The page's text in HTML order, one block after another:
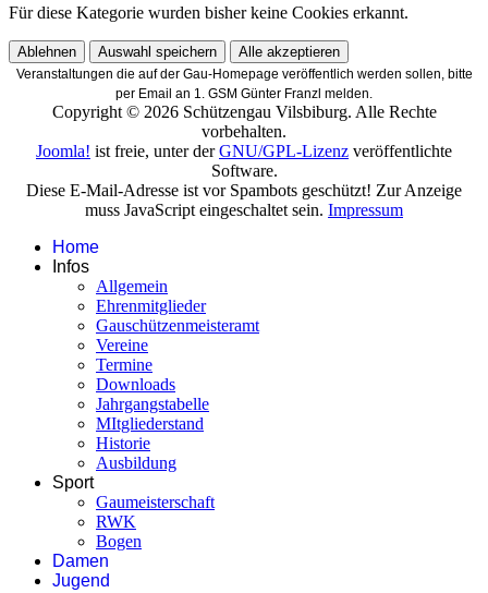
Für diese Kategorie wurden bisher keine Cookies erkannt.
Ablehnen Auswahl speichern Alle akzeptieren
Veranstaltungen die auf der Gau-Homepage veröffentlich werden sollen, bitte
per Email an 1. GSM Günter Franzl melden.
Copyright © 2026 Schützengau Vilsbiburg. Alle Rechte
vorbehalten.
Joomla! ist freie, unter derGNU/GPL-Lizenz veröffentlichte
Software.
Diese E-Mail-Adresse ist vor Spambots geschützt! Zur Anzeige
muss JavaScript eingeschaltet sein. Impressum
Home
Infos
Allgemein
Ehrenmitglieder
Gauschützenmeisteramt
Vereine
Termine
Downloads
Jahrgangstabelle
MItgliederstand
Historie
Ausbildung
Sport
Gaumeisterschaft
RWK
Bogen
Damen
Jugend